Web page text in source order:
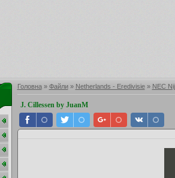
Головна» Файли» Netherlands - Eredivisie» NEC
J. Cillessen by JuanM